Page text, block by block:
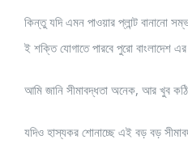
কিন্তু যদি এমন পাওয়ার প্লান্ট বানানো
ই শক্তি যোগাতে পারবে পুরো বাংলাদেশ
আমি জানি সীমাবদ্ধতা অনেক, আর খুব
যদিও হাস্যকর শোনাচ্ছে এই বড় বড়